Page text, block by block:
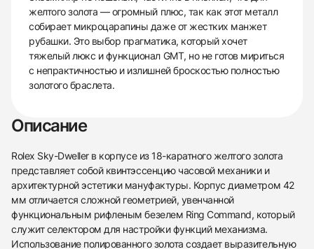
желтого золота — огромный плюс, так как этот металл
собирает микроцарапины даже от жестких манжет
рубашки. Это выбор прагматика, который хочет
тяжелый люкс и функционал GMT, но не готов мириться
с непрактичностью и излишней броскостью полностью
золотого браслета.
Описание
Rolex Sky-Dweller в корпусе из 18-каратного желтого золота
представляет собой квинтэссенцию часовой механики и
архитектурной эстетики мануфактуры. Корпус диаметром 42
мм отличается сложной геометрией, увенчанной
функциональным рифленым безелем Ring Command, который
служит селектором для настройки функций механизма.
Использование полированного золота создает выразительную